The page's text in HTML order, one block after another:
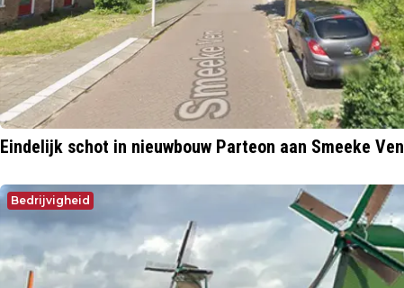
Eindelijk schot in nieuwbouw Parteon aan Smeeke Ven
Bedrijvigheid